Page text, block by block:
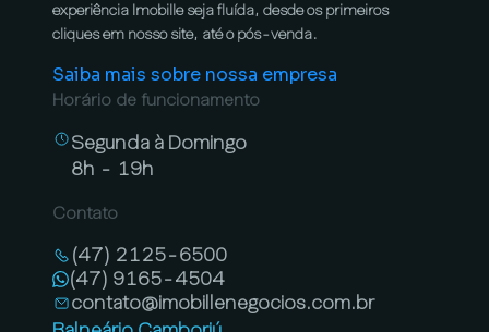
experiência Imobille seja fluída, desde os primeiros
cliques em nosso site, até o pós-venda.
Saiba mais sobre nossa empresa
Horário de funcionamento
Segunda à Domingo
8h - 19h
Contato
(47) 2125-6500
(47) 9165-4504
contato@imobillenegocios.com.br